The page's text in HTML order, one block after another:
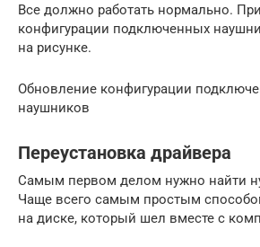
Все должно работать нормально.
конфигурации подключенных
на рисунке.
Обновление конфигурации
наушников
Переустановка драйвера
Самым первом делом нужно найти
Чаще всего самым простым
на диске, который шел вместе с